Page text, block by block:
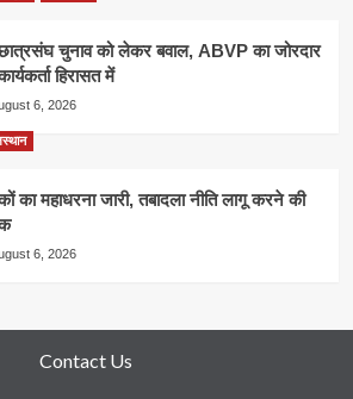
छात्रसंघ चुनाव को लेकर बवाल, ABVP का जोरदार
हिरासत में
6, 2026
का महाधरना जारी, तबादला नीति लागू करने की
6, 2026
Contact Us